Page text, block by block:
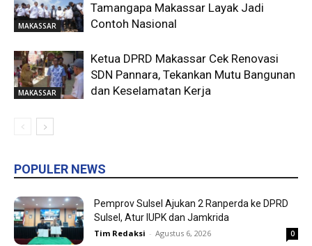
MAKASSAR
Tamangapa Makassar Layak Jadi
Contoh Nasional
MAKASSAR
Ketua DPRD Makassar Cek Renovasi
SDN Pannara, Tekankan Mutu Bangunan
dan Keselamatan Kerja
POPULER NEWS
Pemprov Sulsel Ajukan 2 Ranperda ke DPRD
Sulsel, Atur IUPK dan Jamkrida
Tim Redaksi - Agustus 6, 2026 0